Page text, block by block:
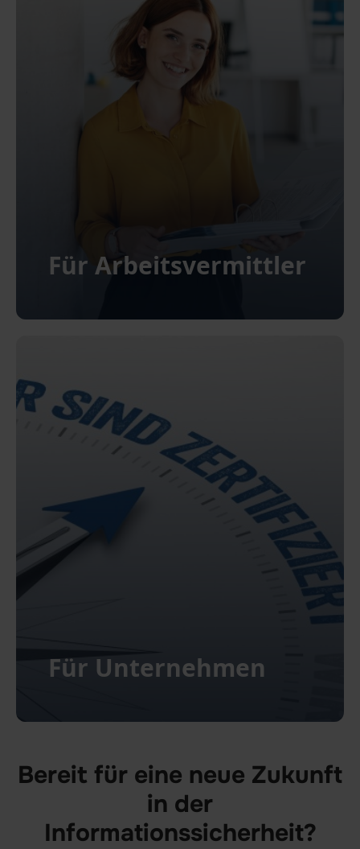
Für Arbeitsvermittler
Für Unternehmen
Bereit für eine neue Zukunft
in der
Informationssicherheit?